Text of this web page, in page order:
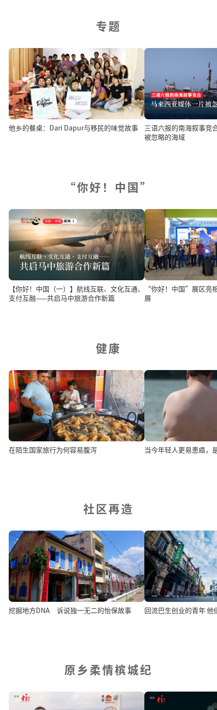
专题
他乡的餐桌：Dari Dapur与移民的味觉故事
三语六报的南海叙事竞
被忽略的海域
“你好！中国”
【你好！中国（一）】航线互联、文化互通、
支付互融——共启马中旅游合作新篇
“你好！中国”展区亮
展
健康
在陌生国家旅行为何容易腹泻 当今年轻人更易患癌，
社区再造
挖掘地方DNA 诉说独一无二的怡保故事 回流巴生创业的青年 他
原乡柔情槟城纪